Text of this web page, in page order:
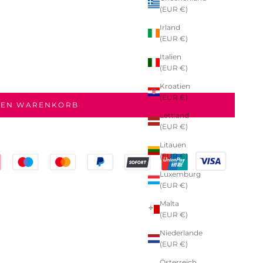
(EUR €)
Irland
(EUR €)
Italien
(EUR €)
Kroatien
(EUR €)
Lettland
(EUR €)
Litauen
(EUR €)
Luxemburg
(EUR €)
Malta
(EUR €)
Niederlande
(EUR €)
WARENKORB